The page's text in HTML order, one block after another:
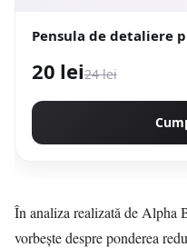
Pensula de detaliere
20 lei24 lei
În analiza realizată de Alpha
vorbeşte despre ponderea